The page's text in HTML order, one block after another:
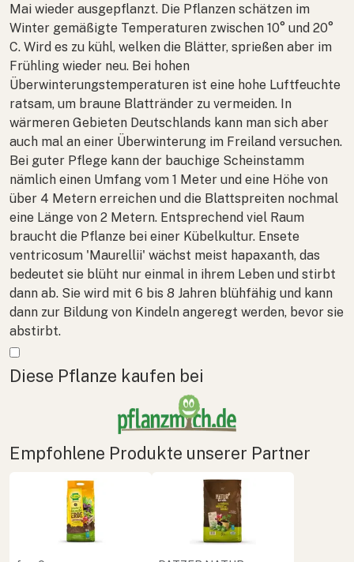
Mai wieder ausgepflanzt. Die Pflanzen schätzen im
Winter gemäßigte Temperaturen zwischen 10° und 20°
C. Wird es zu kühl, welken die Blätter, sprießen aber im
Frühling wieder neu. Bei hohen
Überwinterungstemperaturen ist eine hohe Luftfeuchte
ratsam, um braune Blattränder zu vermeiden. In
wärmeren Gebieten Deutschlands kann man sich aber
auch mal an einer Überwinterung im Freiland versuchen.
Bei guter Pflege kann der bauchige Scheinstamm
nämlich einen Umfang vom 1 Meter und eine Höhe von
über 4 Metern erreichen und die Blattspreiten nochmal
eine Länge von 2 Metern. Entsprechend viel Raum
braucht die Pflanze bei einer Kübelkultur. Ensete
ventricosum 'Maurellii' wächst meist hapaxanth, das
bedeutet sie blüht nur einmal in ihrem Leben und stirbt
dann ab. Sie wird mit 6 bis 8 Jahren blühfähig und kann
dann zur Bildung von Kindeln angeregt werden, bevor sie
abstirbt.
Mehr anzeigen
Diese Pflanze kaufen bei
Empfohlene Produkte unserer Partner